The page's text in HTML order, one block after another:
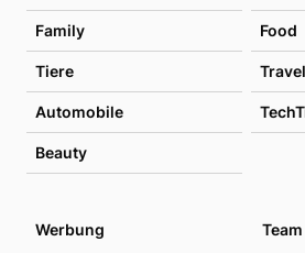
Family Food
Tiere Travel
Automobile
Beauty
Werbung Team